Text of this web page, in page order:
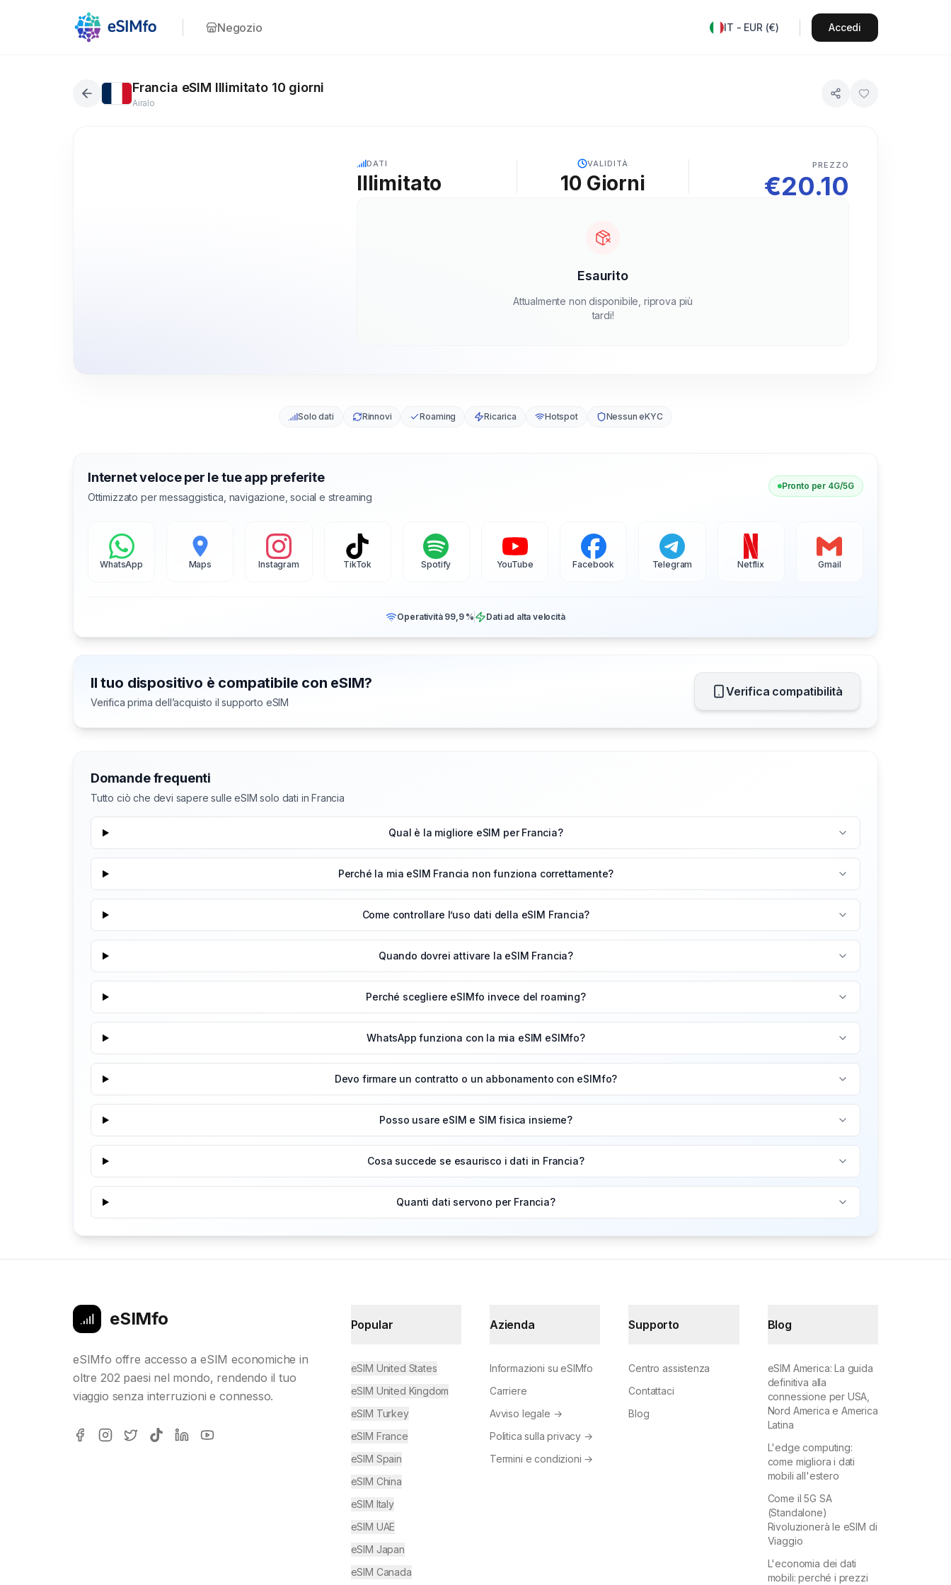
Negozio IT - EUR (€) Accedi
Francia eSIM Illimitato 10 giorni
Airalo
DATI
Illimitato
VALIDITÀ
10 Giorni
PREZZO
€20.10
Esaurito
Attualmente non disponibile, riprova più
tardi!
Solo dati Rinnovi Roaming Ricarica Hotspot Nessun eKYC
Internet veloce per le tue app preferite
Ottimizzato per messaggistica, navigazione, social e streaming
Pronto per 4G/5G
WhatsApp Maps Instagram TikTok Spotify YouTube Facebook Telegram Netflix Gmail
Operatività 99,9 % Dati ad alta velocità
Il tuo dispositivo è compatibile con eSIM?
Verifica prima dell’acquisto il supporto eSIM
Verifica compatibilità
Domande frequenti
Tutto ciò che devi sapere sulle eSIM solo dati in Francia
Qual è la migliore eSIM per Francia?
Perché la mia eSIM Francia non funziona correttamente?
Come controllare l’uso dati della eSIM Francia?
Quando dovrei attivare la eSIM Francia?
Perché scegliere eSIMfo invece del roaming?
WhatsApp funziona con la mia eSIM eSIMfo?
Devo firmare un contratto o un abbonamento con eSIMfo?
Posso usare eSIM e SIM fisica insieme?
Cosa succede se esaurisco i dati in Francia?
Quanti dati servono per Francia?
eSIMfo
eSIMfo offre accesso a eSIM economiche in
oltre 202 paesi nel mondo, rendendo il tuo
viaggio senza interruzioni e connesso.
Popular
eSIM United States
eSIM United Kingdom
eSIM Turkey
eSIM France
eSIM Spain
eSIM China
eSIM Italy
eSIM UAE
eSIM Japan
eSIM Canada
Azienda
Informazioni su eSIMfo
Carriere
Avviso legale →
Politica sulla privacy →
Termini e condizioni →
Supporto
Centro assistenza
Contattaci
Blog
Blog
eSIM America: La guida
definitiva alla
connessione per USA,
Nord America e America
Latina
L'edge computing:
come migliora i dati
mobili all'estero
Come il 5G SA
(Standalone)
Rivoluzionerà le eSIM di
Viaggio
L'economia dei dati
mobili: perché i prezzi